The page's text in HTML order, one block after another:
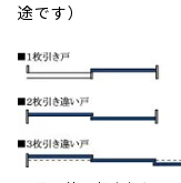
途です）